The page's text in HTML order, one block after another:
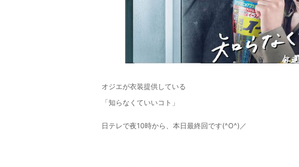
オジエが衣装提供している
「知らなくていいコト」
日テレで夜10時から、本日最終回です(^O^)／